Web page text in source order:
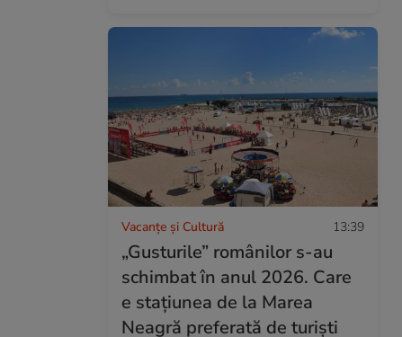
Vacanțe și Cultură 13:39
„Gusturile” românilor s-au
schimbat în anul 2026. Care
e stațiunea de la Marea
Neagră preferată de turiști